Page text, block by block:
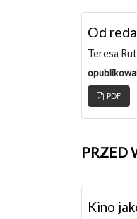
Od
Teresa
PDF
PRZED
Kino